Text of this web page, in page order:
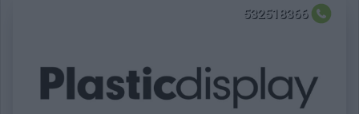
532518366